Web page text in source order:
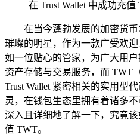
在 Trust Wallet 中成功充值
在当今蓬勃发展的加密货币
璀璨的明星，作为一款广受欢
如一位贴心的管家，为广大用
资产存储与交易服务，而 TWT
Trust Wallet 紧密相关的实用型
灵，在钱包生态里拥有着诸多
深入且详细地了解一下，究竟该
值 TWT。